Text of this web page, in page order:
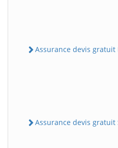
Assurance devis gratuit
Assurance devis gratuit